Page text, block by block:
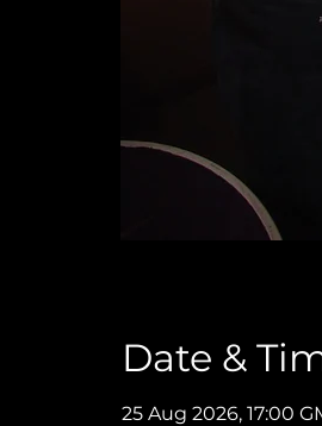
Date &
25 Aug 2026, 17:00